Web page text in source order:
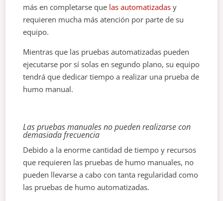
más en completarse que las automatizadas y
requieren mucha más atención por parte de su
equipo.
Mientras que las pruebas automatizadas pueden
ejecutarse por sí solas en segundo plano, su equipo
tendrá que dedicar tiempo a realizar una prueba de
humo manual.
Las pruebas manuales no pueden realizarse con
demasiada frecuencia
Debido a la enorme cantidad de tiempo y recursos
que requieren las pruebas de humo manuales, no
pueden llevarse a cabo con tanta regularidad como
las pruebas de humo automatizadas.